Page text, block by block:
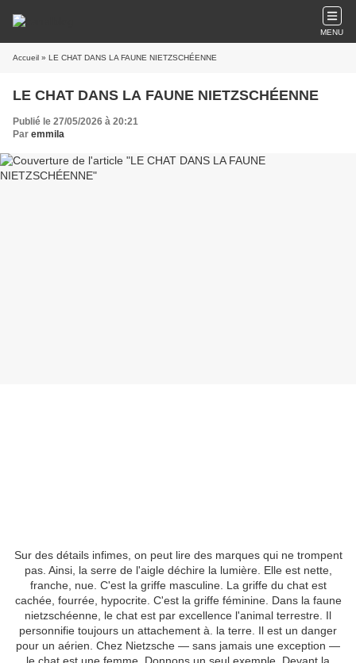
MENU
Accueil » LE CHAT DANS LA FAUNE NIETZSCHÉENNE
LE CHAT DANS LA FAUNE NIETZSCHÉENNE
Publié le 27/05/2026 à 20:21
Par emmila
Sur des détails infimes, on peut lire des marques qui ne trompent
pas. Ainsi, la serre de l'aigle déchire la lumière. Elle est nette,
franche, nue. C'est la griffe masculine. La griffe du chat est
cachée, fourrée, hypocrite. C'est la griffe féminine. Dans la faune
nietzschéenne, le chat est par excellence l'animal terrestre. Il
personnifie toujours un attachement à. la terre. Il est un danger
pour un aérien. Chez Nietzsche — sans jamais une exception —